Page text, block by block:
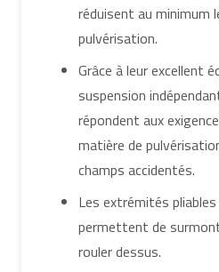
réduisent au minimum
pulvérisation.
Grâce à leur excellent
suspension
répondent aux
matière de
champs accidentés.
Les extrémités
permettent de
rouler dessus.